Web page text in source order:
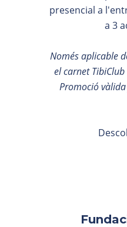
presencial a
a 3
Només aplicable
el carnet
Promoció